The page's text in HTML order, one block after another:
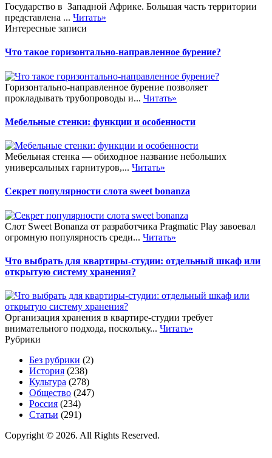
Государство в Западной Африке. Большая часть территории
представлена ... Читать»
Интересные записи
Что такое горизонтально-направленное бурение?
Горизонтально-направленное бурение позволяет
прокладывать трубопроводы и... Читать»
Мебельные стенки: функции и особенности
Мебельная стенка — обиходное название небольших
универсальных гарнитуров,... Читать»
Секрет популярности слота sweet bonanza
Слот Sweet Bonanza от разработчика Pragmatic Play завоевал
огромную популярность среди... Читать»
Что выбрать для квартиры-студии: отдельный шкаф или
открытую систему хранения?
Организация хранения в квартире-студии требует
внимательного подхода, поскольку... Читать»
Рубрики
Без рубрики (2)
История (238)
Культура (278)
Общество (247)
Россия (234)
Статьи (291)
Copyright © 2026. All Rights Reserved.